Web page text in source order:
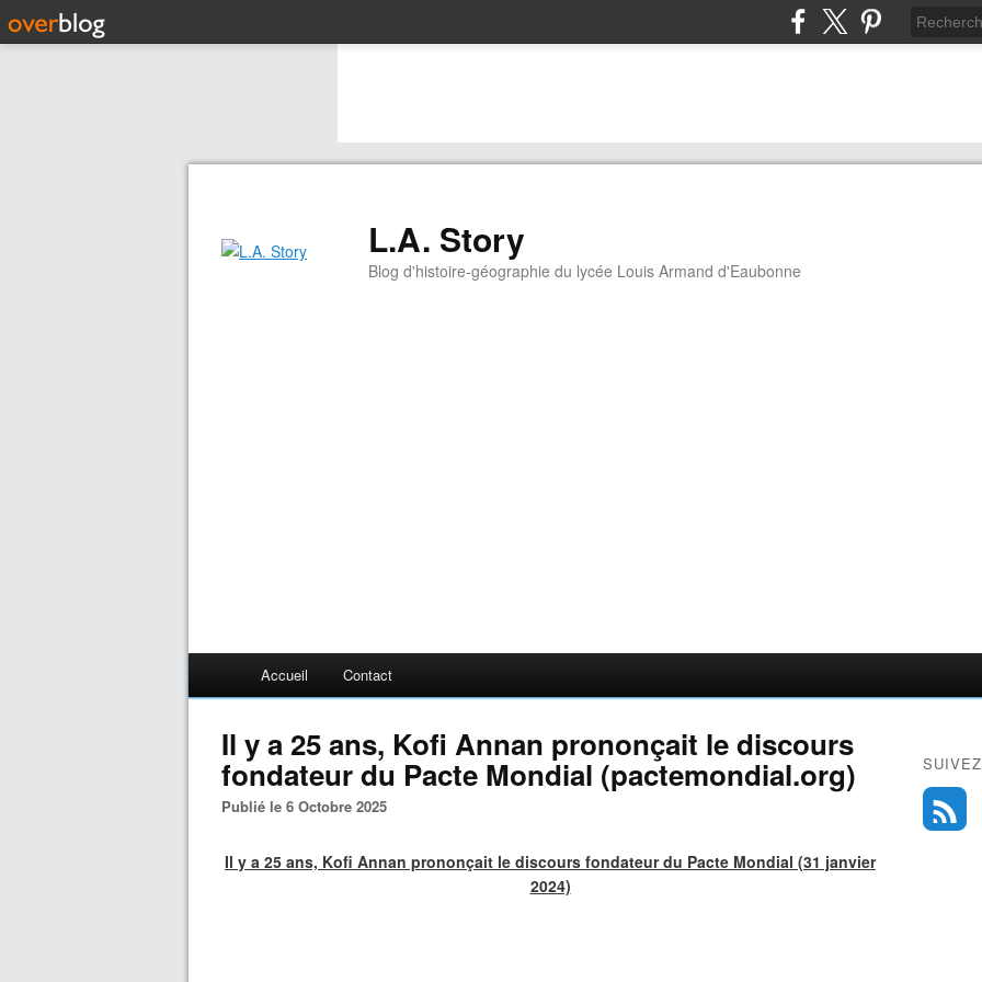
L.A. Story
Blog d'histoire-géographie du lycée Louis Armand d'Eaubonne
Accueil Contact
Il y a 25 ans, Kofi Annan prononçait le discours
fondateur du Pacte Mondial (pactemondial.org)
Publié le 6 Octobre 2025
Il y a 25 ans, Kofi Annan prononçait le discours fondateur du Pacte Mondial (31 janvier
2024)